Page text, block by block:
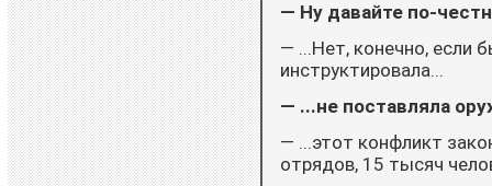
— Ну давайте по-
— ...Нет, конечно, если
инструктировала...
— ...не поставляла
— ...этот конфликт
отрядов, 15 тысяч